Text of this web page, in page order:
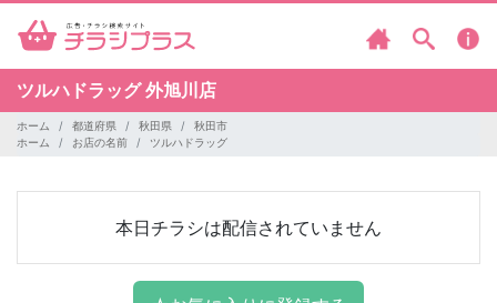
ツルハドラッグ外旭川店
ホーム 都道府県 秋田県
秋田市
ホーム
お店の名前 ツルハドラッグ
本日チラシは配信されていません